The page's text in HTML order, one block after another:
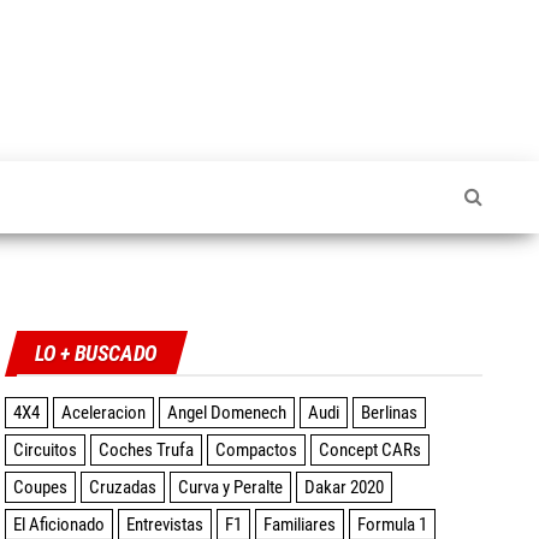
LO + BUSCADO
4X4 Aceleracion Angel Domenech Audi
Berlinas
Circuitos
Coches Trufa Compactos
Concept CARs
Coupes
Cruzadas Curva y Peralte
Dakar 2020
El Aficionado
Entrevistas F1 Familiares
Formula 1